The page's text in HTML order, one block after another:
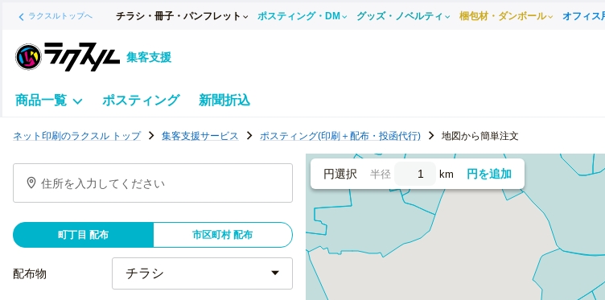
ラクスルトップへ チラシ・冊子・パンフレット ポスティング・DM グッズ・ノベルティ 梱包材・ダンボール オフィス
集客支援
商品一覧 ポスティング 新聞折込
テ
グ
ラ
ネット印刷のラクスル トップ 集客支援サービス ポスティング(印刷＋配布・投函代行) 地図から簡単注文
住所を入力してください
町丁目 配布 市区町村 配布
配布物
円選択 半径 km 円を追加